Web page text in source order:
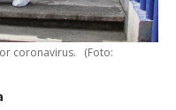
coronavirus.
(Foto: